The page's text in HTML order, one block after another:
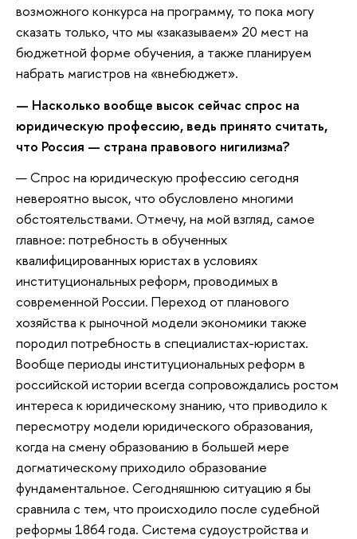
возможного конкурса на программу, то пока могу
сказать только, что мы «заказываем» 20 мест на
бюджетной форме обучения, а также планируем
набрать магистров на «внебюджет».
— Насколько вообще высок сейчас спрос на
юридическую профессию, ведь принято считать,
что Россия — страна правового нигилизма?
— Спрос на юридическую профессию сегодня
невероятно высок, что обусловлено многими
обстоятельствами. Отмечу, на мой взгляд, самое
главное: потребность в обученных
квалифицированных юристах в условиях
институциональных реформ, проводимых в
современной России. Переход от планового
хозяйства к рыночной модели экономики также
породил потребность в специалистах-юристах.
Вообще периоды институциональных реформ в
российской истории всегда сопровождались ростом
интереса к юридическому знанию, что приводило к
пересмотру модели юридического образования,
когда на смену образованию в большей мере
догматическому приходило образование
фундаментальное. Сегодняшнюю ситуацию я бы
сравнила с тем, что происходило после судебной
реформы 1864 года. Система судоустройства и